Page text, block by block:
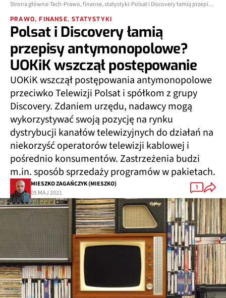
Strona główna Tech Prawo, finanse, statystyki
PRAWO, FINANSE, STATYSTYKI
Polsat i Discovery łamią
przepisy antymonopolowe?
UOKiK wszczął postępowanie
UOKiK wszczął postępowania antymonopolowe
przeciwko Telewizji Polsat i spółkom z grupy
Discovery. Zdaniem urzędu, nadawcy mogą
wykorzystywać swoją pozycję na rynku
dystrybucji kanałów telewizyjnych do działań na
niekorzyść operatorów telewizji kablowej i
pośrednio konsumentów. Zastrzeżenia budzi
m.in. sposób sprzedaży programów w pakietach.
MIESZKO ZAGAŃCZYK (MIESZKO)
05 MAJ 2021
1